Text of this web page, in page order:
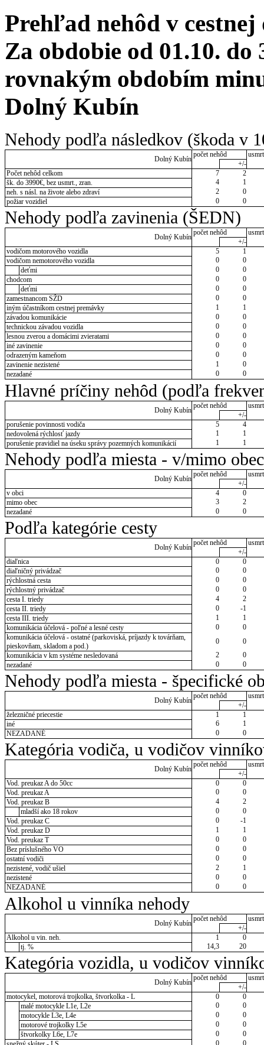
Prehľad nehôd v cestnej
Za obdobie od 01.10. do
rovnakým obdobím
Dolný Kubín
Nehody podľa následkov (škoda v
Dolný Kubín
počet nehôd
+/-
Počet nehôd celkom
7
2
šk. do 3990€, bez usmrt., zran.
4
1
neh. s násl. na živote alebo zdraví
2
0
požiar vozidiel
0 0
Nehody podľa zavinenia (ŠEDN)
Dolný Kubín
počet nehôd
+/-
vodičom motorového vozidla
5
1
vodičom nemotorového vozidla
0
0
deťmi
0
0
chodcom
0
0
deťmi
0
0
zamestnancom SŽD
0
0
iným účastníkom cestnej premávky
1
1
závadou komunikácie
0
0
technickou závadou vozidla
0
0
lesnou zverou a domácimi zvieratami
0
0
iné zavinenie
0
0
odrazeným kameňom
0
0
zavinenie nezistené
1
0
nezadané
0 0
Hlavné príčiny nehôd (podľa
Dolný Kubín
počet nehôd
+/-
porušenie povinnosti vodiča
5
4
nedovolená rýchlosť jazdy
1
1
porušenie pravidiel na úseku správy pozemných komunikácií
1 1
Nehody podľa miesta - v/mimo obec
Dolný Kubín
počet nehôd
+/-
v obci
4
0
mimo obec
3
2
nezadané
0 0
Podľa kategórie cesty
Dolný Kubín
počet nehôd
+/-
diaľnica
0
0
diaľničný privádzač
0
0
rýchlostná cesta
0
0
rýchlostný privádzač
0
0
cesta I. triedy
4
2
cesta II. triedy
0
-1
cesta III. triedy
1
1
komunikácia účelová - poľné a lesné cesty
0
0
komunikácia účelová - ostatné (parkoviská, príjazdy k továrňam,
pieskovňam, skladom a pod.)
0
0
komunikácia v km systéme nesledovaná
2
0
nezadané
0 0
Nehody podľa miesta - špecifické
Dolný Kubín
počet nehôd
+/-
železničné priecestie
1
1
iné
6
1
NEZADANÉ
0 0
Kategória vodiča, u vodičov
Dolný Kubín
počet nehôd
+/-
Vod. preukaz A do 50cc
0
0
Vod. preukaz A
0
0
Vod. preukaz B
4
2
mladší ako 18 rokov
0
0
Vod. preukaz C
0
-1
Vod. preukaz D
1
1
Vod. preukaz T
0
0
Bez príslušného VO
0
0
ostatní vodiči
0
0
nezistené, vodič ušiel
2
1
nezistené
0
0
NEZADANÉ
0 0
Alkohol u vinníka nehody
Dolný Kubín
počet nehôd
+/-
Alkohol u vin. neh.
1
0
tj. %
14,3 20
Kategória vozidla, u vodičov
Dolný Kubín
počet nehôd
+/-
motocykel, motorová trojkolka, štvorkolka - L
0
0
malé motocykle L1e, L2e
0
0
motocykle L3e, L4e
0
0
motorové trojkolky L5e
0
0
štvorkolky L6e, L7e
0
0
0
0